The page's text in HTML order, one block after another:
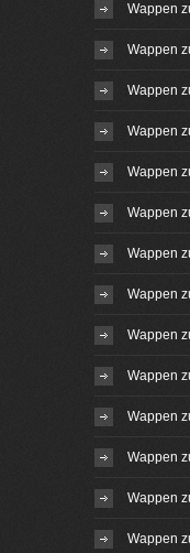
Wappen
Wappen
Wappen
Wappen
Wappen
Wappen
Wappen
Wappen
Wappen
Wappen
Wappen
Wappen
Wappen
Wappen